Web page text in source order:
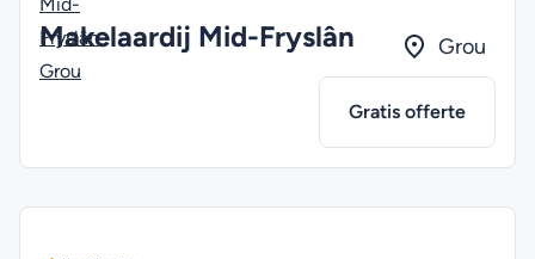
Makelaardij Mid-Fryslân Grou
Gratis offerte